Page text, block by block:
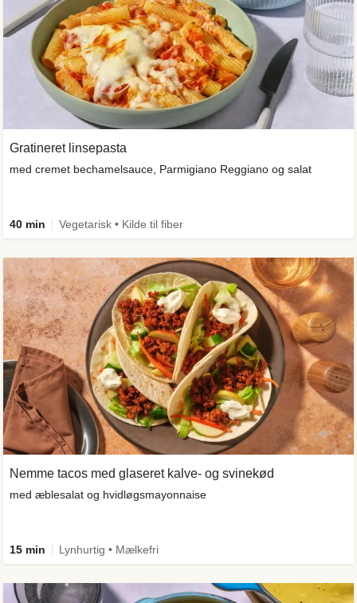
Nemme tacos med glaseret kalve- og svinekød
med æblesalat og hvidløgsmayonnaise
15 min Lynhurtig • Mælkefri
Gratineret linsepasta
med cremet bechamelsauce, Parmigiano Reggiano og salat
40 min Vegetarisk • Kilde til fiber